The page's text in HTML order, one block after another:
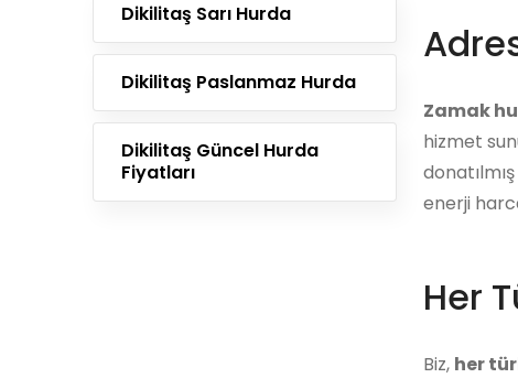
Dikilitaş Sarı Hurda
Dikilitaş Paslanmaz Hurda
Dikilitaş Güncel Hurda
Fiyatları
Zamak
hizmet
enerji
Her
Biz, her